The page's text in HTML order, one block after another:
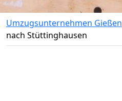
Umzugsunternehmen Gießen
nach Stüttinghausen